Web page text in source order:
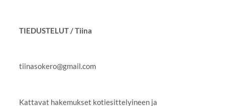
TIEDUSTELUT / Tiina
tiinasokero@gmail.com
Kattavat hakemukset kotiesittelyineen ja